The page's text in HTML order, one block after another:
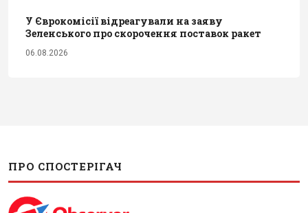
У Єврокомісії відреагували на заяву
Зеленського про скорочення поставок ракет
06.08.2026
ПРО СПОСТЕРІГАЧ